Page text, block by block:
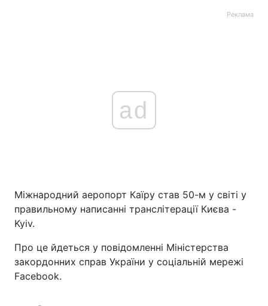
Реклама
ad
Міжнародний аеропорт Каїру став 50-м у світі у
правильному написанні транслітерації Києва -
Kyiv.
Про це йдеться у повідомленні Міністерства
закордонних справ України у соціальній мережі
Facebook.